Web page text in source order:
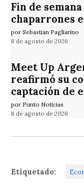
Fin de
chaparrones
por Sebastian Pagliarino
8 de agosto de 2026
Meet Up
reafirmó su
captación de
por Punto Noticias
8 de agosto de 2026
Etiquetado: